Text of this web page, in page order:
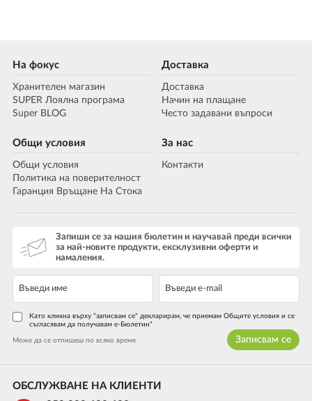
На фокус
Хранителен магазин
SUPER Лоялна програма
Super BLOG
Доставка
Доставка
Начин на плащане
Често задавани въпроси
Общи условия
Общи условия
Политика на поверителност
Гаранция Връщане На Стока
За нас
Контакти
Запиши се за нашия бюлетин и научавай преди всички
за най-новите продукти, ексклузивни оферти и
намаления.
Като кликна върху "записвам се" декларирам, че приемам Общите условия и се
съгласявам да получавам е-Бюлетин*
Може да се отпишеш по всяко време Записвам се
ОБСЛУЖВАНЕ НА КЛИЕНТИ